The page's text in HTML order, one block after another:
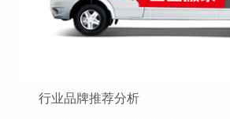
行业品牌推荐分析